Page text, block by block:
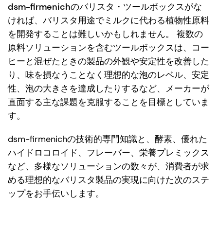
dsm-firmenichのバリスタ・ツールボックスがな
ければ、バリスタ用途でミルクに代わる植物性原料
を開発することは難しいかもしれません。 複数の
原料ソリューションを含むツールボックスは、コー
ヒーと混ぜたときの製品の外観や安定性を改善した
り、味を損なうことなく理想的な泡のレベル、安定
性、泡の大きさを達成したりするなど、メーカーが
直面する主な課題を克服することを目標としていま
す。
dsm-firmenichの技術的専門知識と、酵素、優れた
ハイドロコロイド、フレーバー、栄養プレミックス
など、多様なソリューションの数々が、消費者が求
める理想的なバリスタ製品の実現に向けた次のステ
ップをお手伝いします。